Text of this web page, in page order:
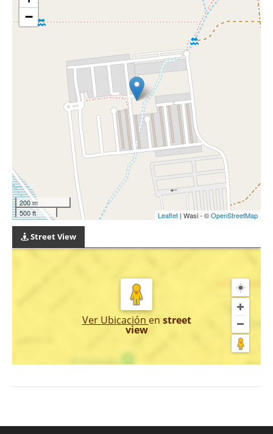
−
200 m
500 ft
Leaflet | Wasi - ©OpenStreetMap
Street View
Ver Ubicación en street
view